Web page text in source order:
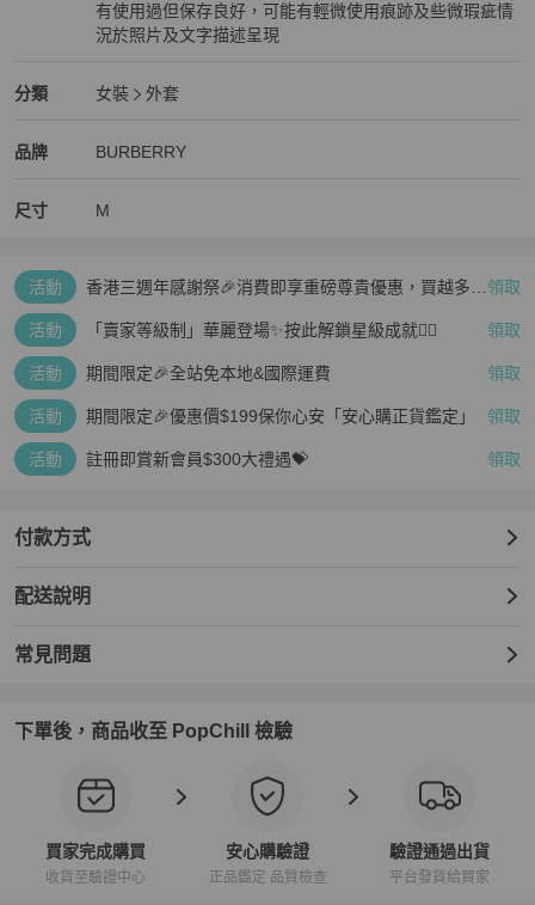
有使用過但保存良好，可能有輕微使用痕跡及些微瑕疵情
況於照片及文字描述呈現
分類
BURBERRY女裝分類資訊
女裝
外套
品牌
BURBERRY精品女裝品牌介紹
BURBERRY
BURBERRY推薦清單
尺寸 M
活動
香港三週年感謝祭🎉消費即享重磅尊貴優惠，買越多、 領取
活動 「賣家等級制」華麗登場✨按此解鎖星級成就👆🏻 領取
活動 期間限定🎉全站免本地&國際運費 領取
活動 期間限定🎉優惠價$199保你心安「安心購正貨鑑定」 領取
活動 註冊即賞新會員$300大禮遇💝 領取
付款方式
配送說明
常見問題
下單後，商品收至 PopChill 檢驗
買家完成購買
收貨至驗證中心
安心購驗證
正品鑑定 品質檢查
驗證通過出貨
平台發貨給買家